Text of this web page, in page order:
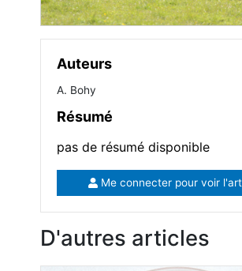
Auteurs
A. Bohy
Résumé
pas de résumé disponible
Me connecter pour voir
D'autres articles